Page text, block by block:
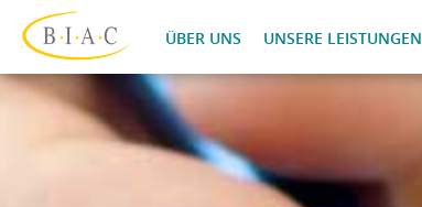
ÜBER UNS UNSERE LEISTUNGEN